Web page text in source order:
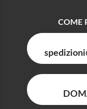
COME